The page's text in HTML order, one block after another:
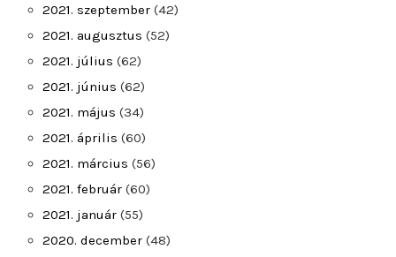
2021. szeptember (42)
2021. augusztus (52)
2021. július (62)
2021. június (62)
2021. május (34)
2021. április (60)
2021. március (56)
2021. február (60)
2021. január (55)
2020. december (48)